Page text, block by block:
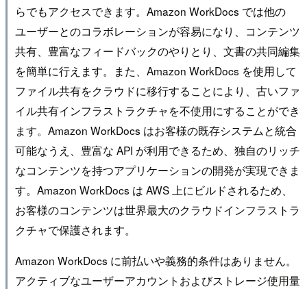
らでもアクセスできます。Amazon WorkDocs では他の
ユーザーとのコラボレーションが容易になり、コンテンツ
共有、豊富なフィードバックのやりとり、文書の共同編集
を簡単に行えます。また、Amazon WorkDocs を使用して
ファイル共有をクラウドに移行することにより、古いファ
イル共有インフラストラクチャを不使用にすることができ
ます。Amazon WorkDocs はお客様の既存システムと統合
可能なうえ、豊富な API が利用できるため、独自のリッチ
なコンテンツを持つアプリケーションの開発が実現できま
す。Amazon WorkDocs は AWS 上にビルドされるため、
お客様のコンテンツは世界最大のクラウドインフラストラ
クチャで保護されます。
Amazon WorkDocs に前払いや義務的条件はありません。
アクティブなユーザーアカウントおよびストレージ使用量